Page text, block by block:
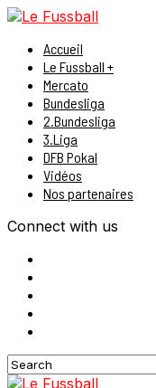
Accueil
Le Fussball +
Mercato
Bundesliga
2.Bundesliga
3.Liga
DFB Pokal
Vidéos
Nos partenaires
Connect with us